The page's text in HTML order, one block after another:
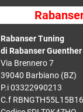
Rabanser Tuning
di Rabanser Guenther
Via Brennero 7
39040 Barbiano (BZ)
P.i 03322990213
C.f